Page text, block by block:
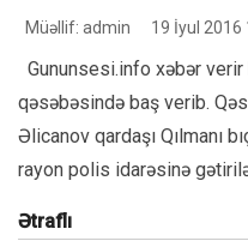
Müəllif: admin 19 İyul 2016
Gununsesi.info xəbər
qəsəbəsində baş verib.
Əlicanov qardaşı Qılmanı
rayon polis idarəsinə
Ətraflı